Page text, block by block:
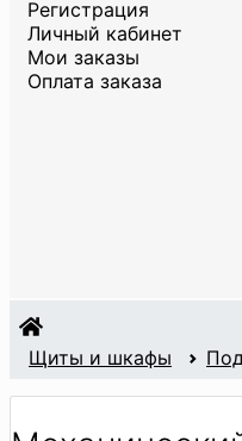
Регистрация
Личный кабинет
Мои заказы
Оплата заказа
Щиты и шкафы